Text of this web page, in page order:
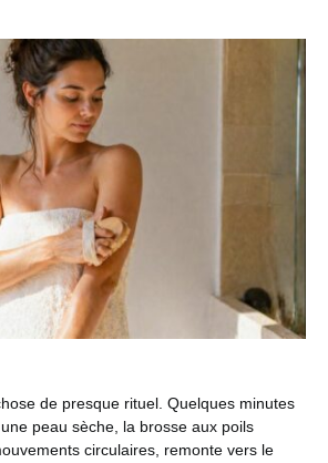
de presque rituel. Quelques minutes
peau sèche, la brosse aux poils
circulaires, remonte vers le